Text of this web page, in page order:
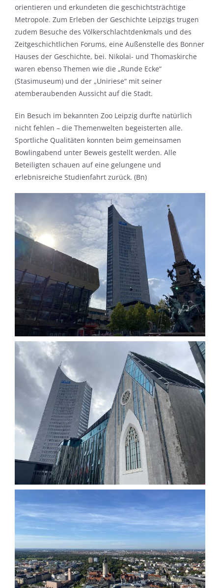
orientieren und erkundeten die geschichtsträchtige
Metropole. Zum Erleben der Geschichte Leipzigs trugen
zudem Besuche des Völkerschlachtdenkmals und des
Zeitgeschichtlichen Forums, eine Außenstelle des Bonner
Hauses der Geschichte, bei. Nikolai- und Thomaskirche
waren ebenso Themen wie die „Runde Ecke“
(Stasimuseum) und der „Uniriese“ mit seiner
atemberaubenden Aussicht auf die Stadt.
Ein Besuch im bekannten Zoo Leipzig durfte natürlich
nicht fehlen – die Themenwelten begeisterten alle.
Sportliche Qualitäten konnten beim gemeinsamen
Bowlingabend unter Beweis gestellt werden. Alle
Beteiligten schauen auf eine gelungene und
erlebnisreiche Studienfahrt zurück. (Bn)